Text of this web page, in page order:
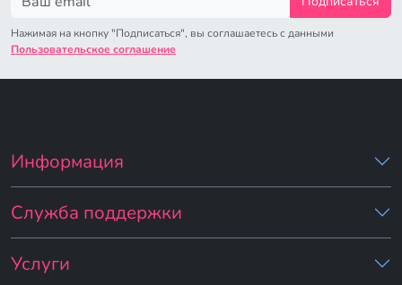
Нажимая на кнопку "Подписаться", вы соглашаетесь с данными
Пользовательское соглашение
Информация
Служба поддержки
Услуги